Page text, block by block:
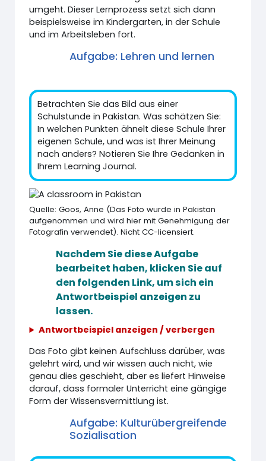
umgeht. Dieser Lernprozess setzt sich dann
beispielsweise im Kindergarten, in der Schule
und im Arbeitsleben fort.
Aufgabe: Lehren und lernen
Betrachten Sie das Bild aus einer
Schulstunde in Pakistan. Was schätzen Sie:
In welchen Punkten ähnelt diese Schule Ihrer
eigenen Schule, und was ist Ihrer Meinung
nach anders? Notieren Sie Ihre Gedanken in
Ihrem Learning Journal.
Quelle: Goos, Anne (Das Foto wurde in Pakistan
aufgenommen und wird hier mit Genehmigung der
Fotografin verwendet). Nicht CC-licensiert.
Nachdem Sie diese Aufgabe
bearbeitet haben, klicken Sie auf
den folgenden Link, um sich ein
Antwortbeispiel anzeigen zu
lassen.
Antwortbeispiel anzeigen / verbergen
Das Foto gibt keinen Aufschluss darüber, was
gelehrt wird, und wir wissen auch nicht, wie
genau dies geschieht, aber es liefert Hinweise
darauf, dass formaler Unterricht eine gängige
Form der Wissensvermittlung ist.
Aufgabe: Kulturübergreifende
Sozialisation